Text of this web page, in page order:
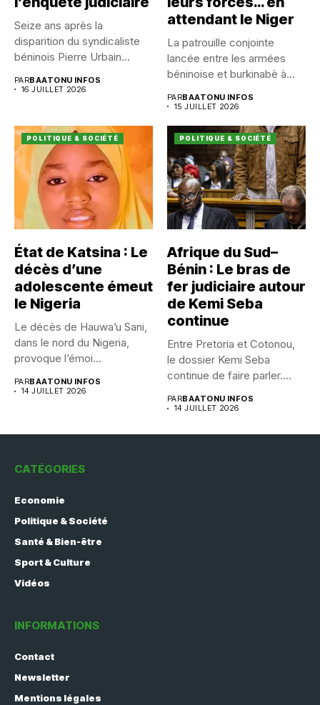
Seize ans après la
disparition du syndicaliste
béninois Pierre Urbain
PARBAATONU INFOS
16 JUILLET 2026
attendant le Niger
La patrouille conjointe
lancée entre les armées
béninoise et burkinabè à
PARBAATONU INFOS
15 JUILLET 2026
POLITIQUE & SOCIÉTÉ
État de Katsina : Le
décès d’une
adolescente émeut
le Nigeria
Le décès de Hauwa’u Sani,
dans le nord du Nigeria,
provoque l’émoi...
PARBAATONU INFOS
14 JUILLET 2026
POLITIQUE & SOCIÉTÉ
Afrique du Sud–
Bénin : Le bras de
fer judiciaire autour
de Kemi Seba
continue
Entre Pretoria et Cotonou,
le dossier Kemi Seba
continue de faire parler....
PARBAATONU INFOS
14 JUILLET 2026
CATÉGORIES
Economie
Politique & Société
Santé & Bien-être
Sport & Culture
Vidéos
INFORMATIONS
Contact
Newsletter
Mentions légales